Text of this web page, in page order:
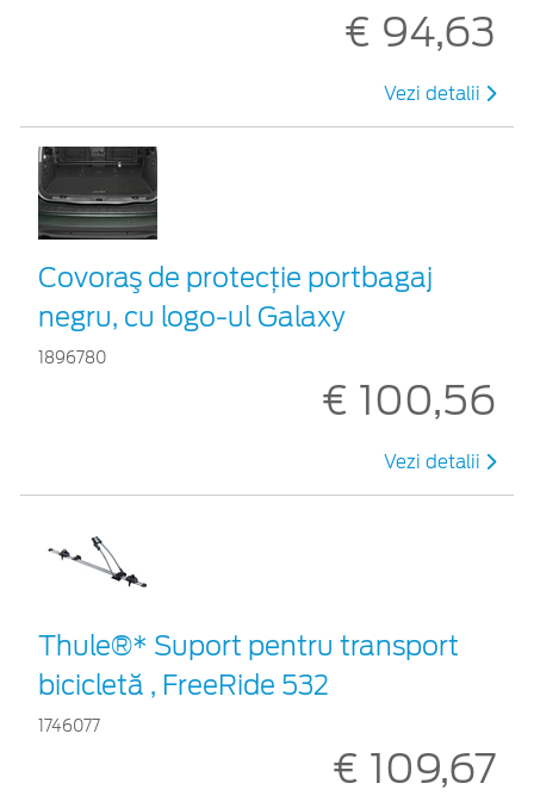
€ 94,63
Vezi detalii
Covoraş de protecţie portbagaj
negru, cu logo-ul Galaxy
1896780
€ 100,56
Vezi detalii
Thule®* Suport pentru transport
bicicletă , FreeRide 532
1746077
€ 109,67